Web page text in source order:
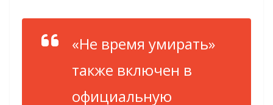
«Не время умирать»
также включен в
официальную